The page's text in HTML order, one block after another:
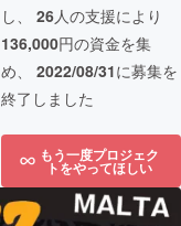
し、 26人の支援により
136,000円の資金を集
め、 2022/08/31に募集を
終了しました
もう一度プロジェク
トをやってほしい